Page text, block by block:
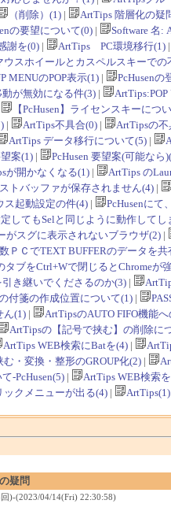
（削除）(1)|
ArtTips 階層化の疑
の要望について(0)|
Software 名:
謝を(0)| ArtTips PC環境移行(1)
ウスホイールとカスペルスキーでの
MENUのPOP表示(1)|
PcHusenの
が無効になる件(3)|
【PcHusen】ライセンスキーにつ
| ArtTips不具合(0)|
ArtTipsの不
ArtTips データ移行について(5)|
案(1)|
PcHusen 要望案(可能なら
が開かなくなる(1)|
ArtTips の
トバッファが保存されません(4)|
ス起動設定の件(4)|
PcHusenにて
してもSelと同じように動作してし
がスグに表示されないブラウザ(2)|
ＰＣでTEXT BUFFERのデータを
タブをCtrl+Wで閉じるとChromeが
き継いでくださるのか(3)|
付箋の作成位置について(1)|
ん(1)|
ArtTipsのAUTO FIFO機能
ArtTipsの【記号で挟む】の削除に
ArtTips WEB検索にBatを(4)|
変換・整形のGROUP化(2)|
-PcHusen(5)|
ArtTips WEB検索
クメニューが出る(4)| ArtTips(1)
疑問
)-(2023/04/14(Fri) 22:30:58)